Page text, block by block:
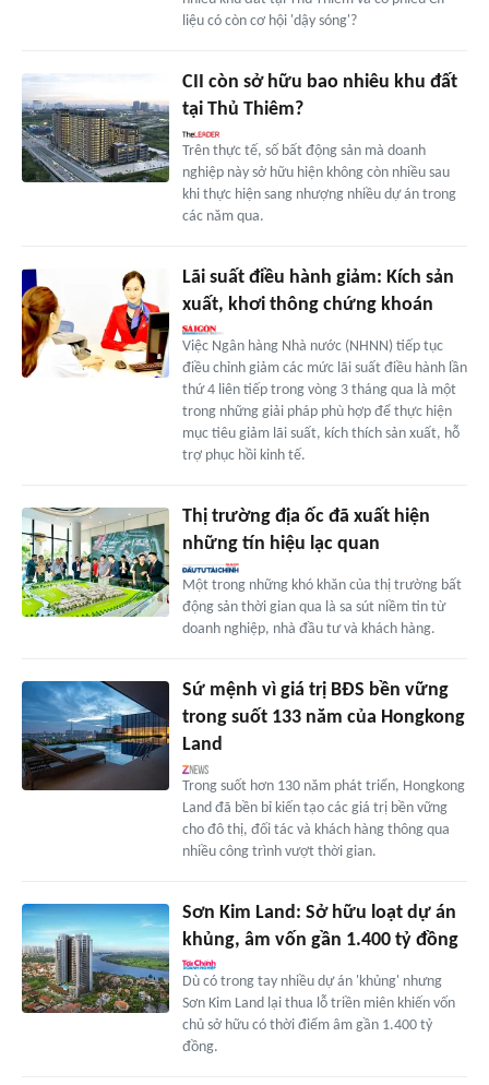
liệu có còn cơ hội 'dậy sóng'?
CII còn sở hữu bao nhiêu khu đất
tại Thủ Thiêm?
Trên thực tế, số bất động sản mà doanh
nghiệp này sở hữu hiện không còn nhiều sau
khi thực hiện sang nhượng nhiều dự án trong
các năm qua.
Lãi suất điều hành giảm: Kích sản
xuất, khơi thông chứng khoán
Việc Ngân hàng Nhà nước (NHNN) tiếp tục
điều chỉnh giảm các mức lãi suất điều hành lần
thứ 4 liên tiếp trong vòng 3 tháng qua là một
trong những giải pháp phù hợp để thực hiện
mục tiêu giảm lãi suất, kích thích sản xuất, hỗ
trợ phục hồi kinh tế.
Thị trường địa ốc đã xuất hiện
những tín hiệu lạc quan
Một trong những khó khăn của thị trường bất
động sản thời gian qua là sa sút niềm tin từ
doanh nghiệp, nhà đầu tư và khách hàng.
Sứ mệnh vì giá trị BĐS bền vững
trong suốt 133 năm của Hongkong
Land
Trong suốt hơn 130 năm phát triển, Hongkong
Land đã bền bỉ kiến tạo các giá trị bền vững
cho đô thị, đối tác và khách hàng thông qua
nhiều công trình vượt thời gian.
Sơn Kim Land: Sở hữu loạt dự án
khủng, âm vốn gần 1.400 tỷ đồng
Dù có trong tay nhiều dự án 'khủng' nhưng
Sơn Kim Land lại thua lỗ triền miên khiến vốn
chủ sở hữu có thời điểm âm gần 1.400 tỷ
đồng.